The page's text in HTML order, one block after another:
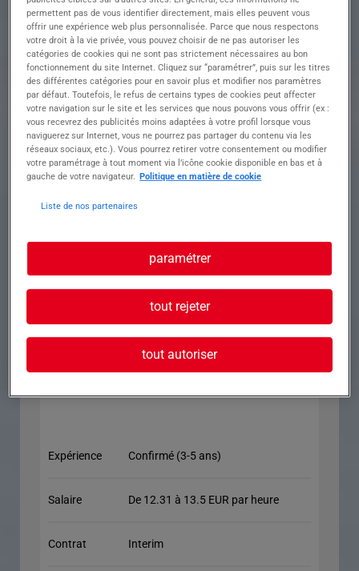
Vous travaillerez de journée avec possibilité de
faire quelques nuits.
Vous conduirez un 8x4, 6x4, polybenne, semi et
autres et pourrez être amené à descendre du
camion.
Profil recherché
Carte conducteur et carte qualification sont à
Vous justifiez d'une expérience réussie sur un
Expérience Confirmé (3-5 ans)
Salaire De 12.31 à 13.5 EUR par heure
Contrat Interim
permettent pas de vous identifier directement, mais elles peuvent vous
offrir une expérience web plus personnalisée. Parce que nous respectons
votre droit à la vie privée, vous pouvez choisir de ne pas autoriser les
catégories de cookies qui ne sont pas strictement nécessaires au bon
fonctionnement du site Internet. Cliquez sur “paramétrer”, puis sur les titres
des différentes catégories pour en savoir plus et modifier nos paramètres
par défaut. Toutefois, le refus de certains types de cookies peut affecter
votre navigation sur le site et les services que nous pouvons vous offrir (ex :
vous recevrez des publicités moins adaptées à votre profil lorsque vous
naviguerez sur Internet, vous ne pourrez pas partager du contenu via les
réseaux sociaux, etc.). Vous pourrez retirer votre consentement ou modifier
votre paramétrage à tout moment via l’icône cookie disponible en bas et à
gauche de votre navigateur. Politique en matière de cookie
Liste de nos partenaires
paramétrer
tout rejeter
tout autoriser